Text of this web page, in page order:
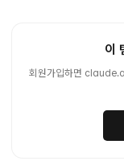
이
회원가입하면